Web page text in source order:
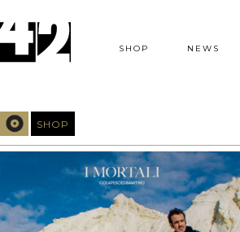
SHOP NEWS
SHOP